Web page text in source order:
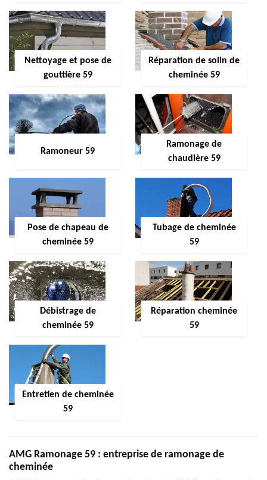
Nettoyage et pose de
gouttière 59
Réparation de solin de
cheminée 59
Ramoneur 59
Ramonage de
chaudière 59
Pose de chapeau de
cheminée 59
Tubage de cheminée
59
Débistrage de
cheminée 59
Réparation cheminée
59
Entretien de cheminée
59
AMG Ramonage 59 : entreprise de ramonage de
cheminée